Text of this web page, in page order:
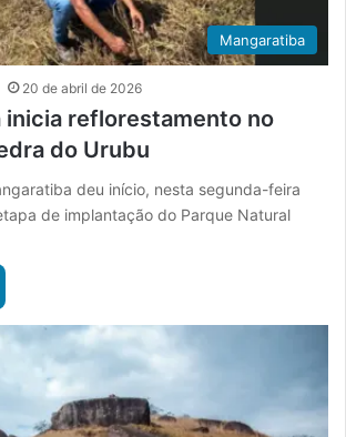
Mangaratiba
20 de abril de 2026
inicia reflorestamento no
do Urubu
deu início, nesta segunda-feira
de implantação do Parque Natural